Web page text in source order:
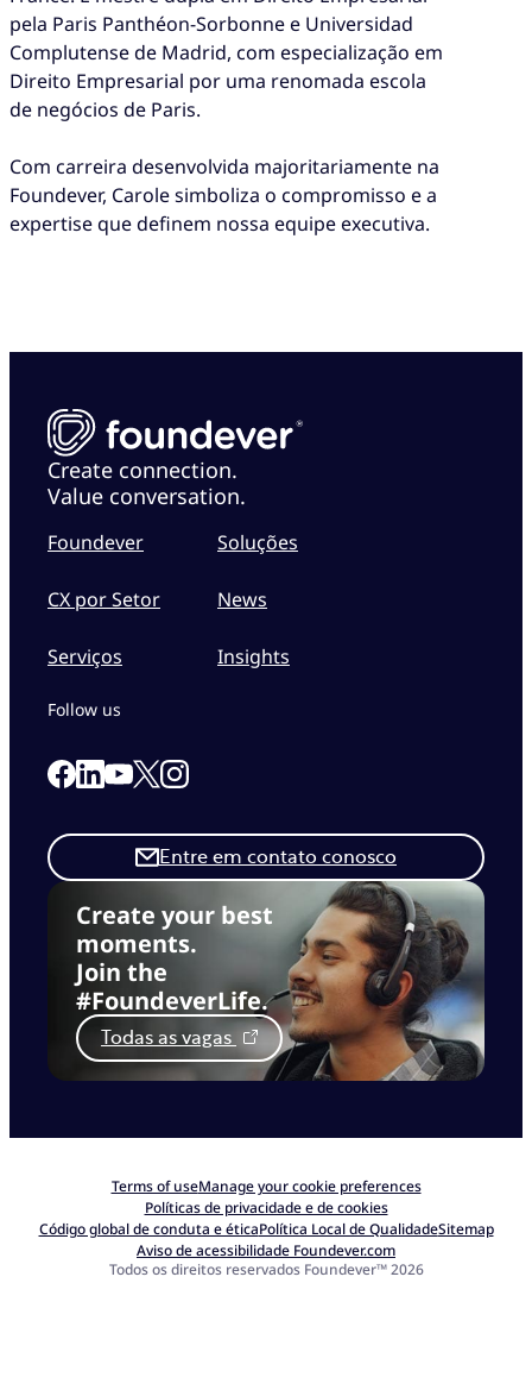
pela Paris Panthéon-Sorbonne e Universidad
Complutense de Madrid, com especialização em
Direito Empresarial por uma renomada escola
de negócios de Paris.
Com carreira desenvolvida majoritariamente na
Foundever, Carole simboliza o compromisso e a
expertise que definem nossa equipe executiva.
Create connection.
Value conversation.
Foundever
CX por Setor
Serviços
Soluções
News
Insights
Create your best
moments.
Join the
#FoundeverLife.
Todas as vagas
Entre em contato conosco
Follow us
Link to our Facebook page
Link to our Linkedin page
Link to our Youtube page
Link to our X page
Link to our Instagram page
Terms of useManage your cookie preferences
Políticas de privacidade e de cookies
Código global de conduta e éticaPolítica Local de QualidadeSitemap
Aviso de acessibilidade Foundever.com
Todos os direitos reservados Foundever™ 2026